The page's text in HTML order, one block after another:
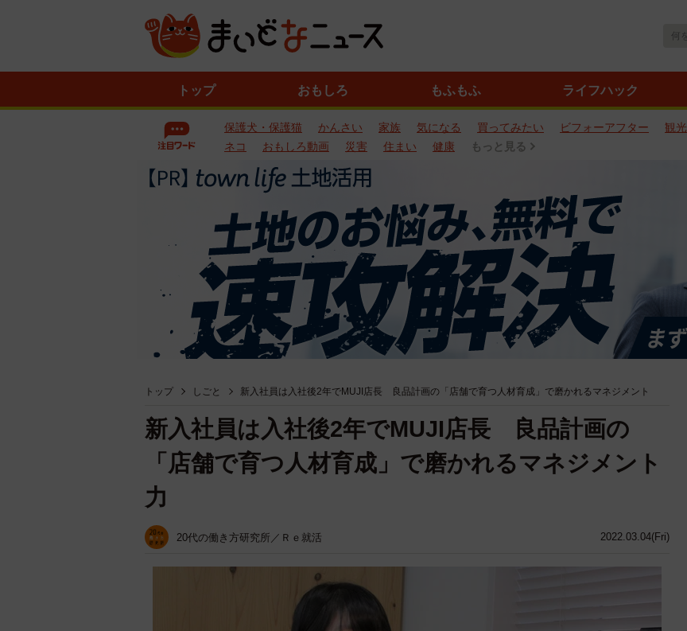
トップ おもしろ もふもふ ライフハック
保護犬・保護猫 かんさい 家族 気になる 買ってみたい ビフォーアフター 観光
ネコ
おもしろ動画 災害 住まい 健康 もっと見る
トップ しごと 新入社員は入社後2年でMUJI店長 良品計画の「店舗で育つ人材育成」で磨かれるマネジメント
2022.03.04(Fri)
新入社員は入社後2年でMUJI店長 良品計画の
「店舗で育つ人材育成」で磨かれるマネジメント
力
20代の働き方研究所／Ｒｅ就活